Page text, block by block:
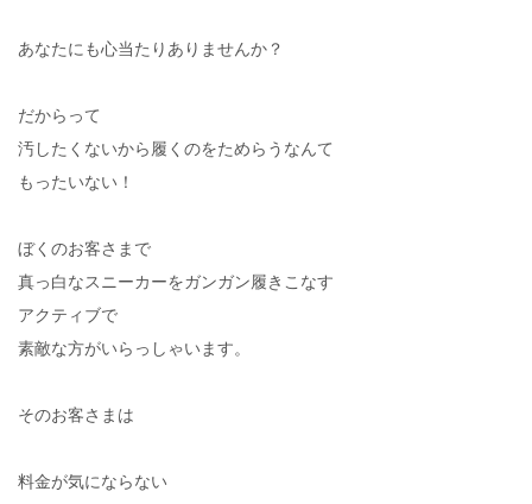
あなたにも心当たりありませんか？
だからって
汚したくないから履くのをためらうなんて
もったいない！
ぼくのお客さまで
真っ白なスニーカーをガンガン履きこなす
アクティブで
素敵な方がいらっしゃいます。
そのお客さまは
料金が気にならない